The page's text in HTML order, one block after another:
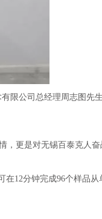
限公司总经理周志图先
更是对无锡百泰克人奋
12分钟完成96个样品